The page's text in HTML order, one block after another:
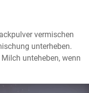
vermischen
unterheben.
unteheben, wenn